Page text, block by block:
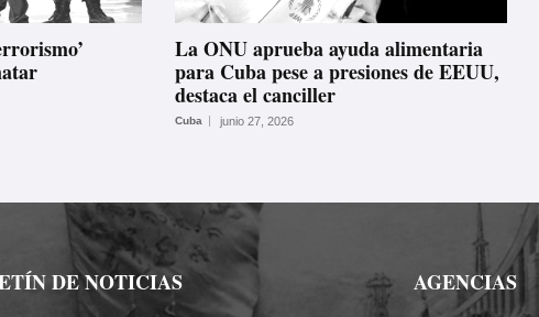
La ONU aprueba ayuda alimentaria
para Cuba pese a presiones de EEUU,
destaca el canciller
Cuba junio 27, 2026
DE NOTICIAS AGENCIAS